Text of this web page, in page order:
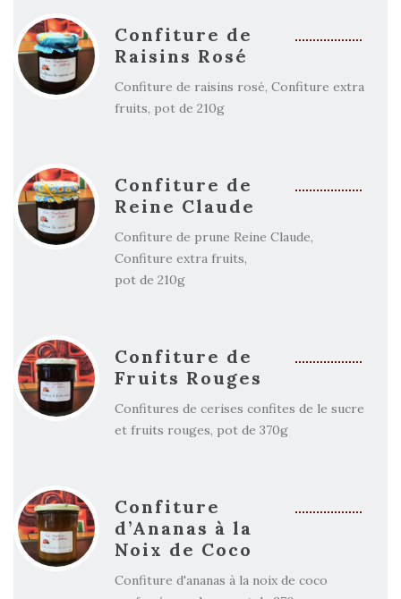
Confiture de
Raisins Rosé
Confiture de raisins rosé, Confiture extra
fruits, pot de 210g
Confiture de
Reine Claude
Confiture de prune Reine Claude,
Confiture extra fruits,
pot de 210g
Confiture de
Fruits Rouges
Confitures de cerises confites de le sucre
et fruits rouges, pot de 370g
Confiture
d’Ananas à la
Noix de Coco
Confiture d'ananas à la noix de coco